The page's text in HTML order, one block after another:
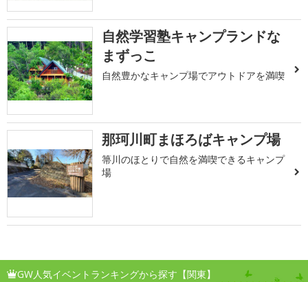
自然学習塾キャンプランドな
まずっこ
自然豊かなキャンプ場でアウトドアを満喫
那珂川町まほろばキャンプ場
箒川のほとりで自然を満喫できるキャンプ
場
GW人気イベントランキングから探す【関東】